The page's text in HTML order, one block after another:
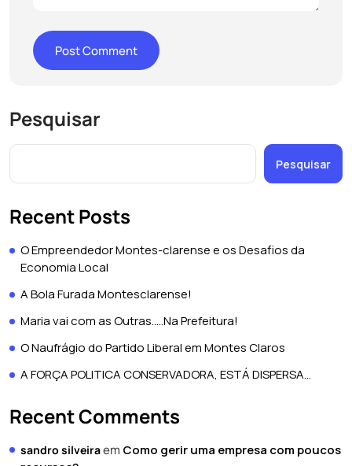
Pesquisar
Pesquisar
Recent Posts
O Empreendedor Montes-clarense e os Desafios da
Economia Local
A Bola Furada Montesclarense!
Maria vai com as Outras…..Na Prefeitura!
O Naufrágio do Partido Liberal em Montes Claros
A FORÇA POLITICA CONSERVADORA, ESTÁ DISPERSA…
Recent Comments
sandro silveiraem Como gerir uma empresa com poucos